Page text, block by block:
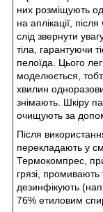
них розміщують
на аплікації,
слід звернути
тіла, гарантуючи
пелоїда. Цього
моделюється,
хвилин
знімають. Шкіру
очищують за
Після
перекладають у
Термокомпрес,
грязі,
дезинфікують
76% етиловим